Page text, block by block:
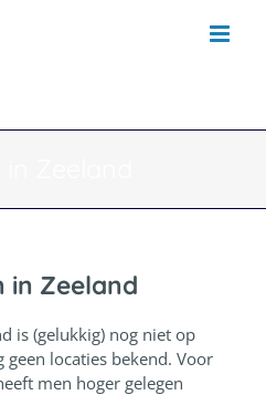
in Zeeland
is (gelukkig) nog niet op
geen locaties bekend. Voor
men hoger gelegen